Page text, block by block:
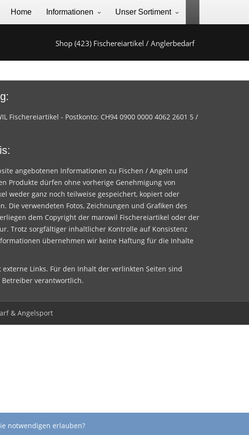
Home Informationen Unser Sortiment
Shop (423) Fischereiartikel / Anglerbedarf
Fischereiartikel - Postkonto: CH94 0900 0000 4062 2601 5 /
angebotenen Informationen zu Fischen / Angeln und
Produkte dürfen ohne vorherige Genehmigung von
weder ganz noch teilweise gespeichert, kopiert oder
Die verwendeten Fotos, Zeichnungen und Grafiken des
dem Copyright der marowil Fischereiartikel oder der
Trotz sorgfältiger inhaltlicher Kontrolle auf Konsistenz
übernehmen wir keine Haftung für die Inhalte
externe Links. Für den Inhalt der verlinkten Seiten sind
verantwortlich.
& Angelsport
notwendigen erlauben?